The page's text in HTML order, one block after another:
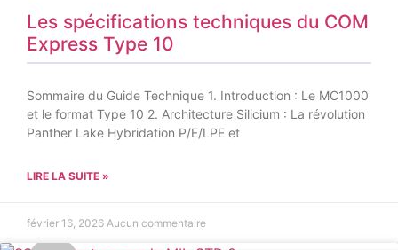
Les spécifications techniques du COM
Express Type 10
Sommaire du Guide Technique 1. Introduction : Le MC1000
et le format Type 10 2. Architecture Silicium : La révolution
Panther Lake Hybridation P/E/LPE et
LIRE LA SUITE »
février 16, 2026 Aucun commentaire